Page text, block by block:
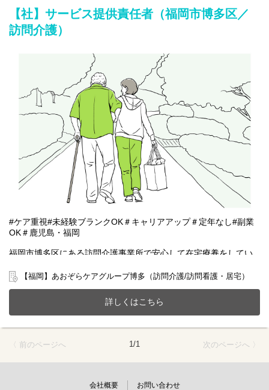
●運営管理など
【社】サービス提供責任者（福岡市博多区／
訪問介護）
#ケア重視#未経験ブランクOK＃キャリアアップ＃定年なし#副業
OK＃鹿児島・福岡
福岡市博多区にある訪問介護事業所で安心して在宅療養をしてい
20～70代まで幅広い年齢層の方が活躍中です。
今までのご経験やスキルを当社で発揮して頂ける方を募集してい
【仕事内容】サービス提供責任者業務全般
管理職としてサービス品質を維持・向上しながら、チームで施設
●訪問介護計画書の作成
【福岡】あおぞらケアグループ博多（訪問介護/訪問看護・居宅）
詳しくはこちら
〈 前のページへ 1/1 次のページへ 〉
会社概要 お問い合わせ